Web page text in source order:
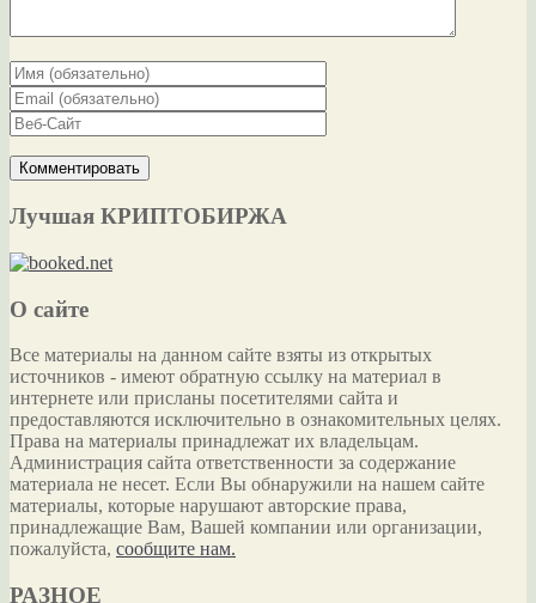
Лучшая КРИПТОБИРЖА
О сайте
Все материалы на данном сайте взяты из открытых
источников - имеют обратную ссылку на материал в
интернете или присланы посетителями сайта и
предоставляются исключительно в ознакомительных целях.
Права на материалы принадлежат их владельцам.
Администрация сайта ответственности за содержание
материала не несет. Если Вы обнаружили на нашем сайте
материалы, которые нарушают авторские права,
принадлежащие Вам, Вашей компании или организации,
пожалуйста, сообщите нам.
РАЗНОЕ